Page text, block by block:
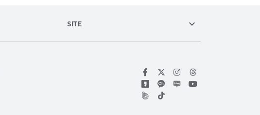
keyboard_arrow_down
SITE
위키트리 페이스북위키트리 인스타그램
위키트리 유튜브
위키트리 틱톡